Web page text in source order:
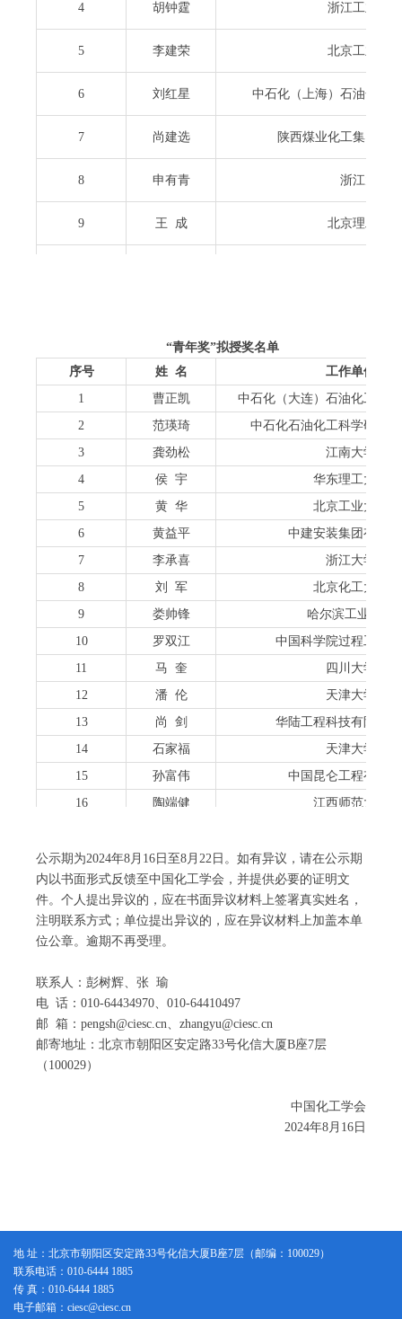
4 胡钟霆 浙江工业大学
5 李建荣 北京工业大学
6 刘红星 中石化（上海）石油化工
7 尚建选 陕西煤业化工集团有
8 申有青 浙江大学
9 王 成 北京理工大学
徐建鸿
13 杨贵东 西安交通大学
14 钟 璟 常州大学
“青年奖”拟授奖名单
序号
姓 名
工作单位
1
曹正凯
中石化（大连）石油化工研
2
范瑛琦
中石化石油化工科学研究
3
龚劲松
江南大学
4
侯 宇
华东理工大学
5
黄 华
北京工业大学
6
黄益平
中建安装集团有限
7
李承喜
浙江大学
8
刘 军
北京化工大学
9
娄帅锋
哈尔滨工业大学
10
罗双江
中国科学院过程工程
11
马 奎
四川大学
12
潘 伦
天津大学
13
尚 剑
华陆工程科技有限责
14
石家福
天津大学
15
孙富伟
中国昆仑工程有限
16
陶端健
江西师范大学
18
吴霁薇
四川大学
19
邢明阳
华东理工大学
20
徐 泉
中国石油大学（北
21
徐宇曦
23
杨 声
24
杨 轩
25
杨建平
东华大学
26
南京大学
南开大学
公示期为2024年8月16日至8月22日。如有异议，请在公示期
内以书面形式反馈至中国化工学会，并提供必要的证明文
件。个人提出异议的，应在书面异议材料上签署真实姓名，
注明联系方式；单位提出异议的，应在异议材料上加盖本单
位公章。逾期不再受理。
联系人：彭树辉、张 瑜
电 话：010-64434970、010-64410497
邮 箱：pengsh@ciesc.cn、zhangyu@ciesc.cn
邮寄地址：北京市朝阳区安定路33号化信大厦B座7层
（100029）
中国化工学会
2024年8月16日
地 址：北京市朝阳区安定路33号化信大厦B座7层（邮编：100029）
联系电话：010-6444 1885
传 真：010-6444 1885
电子邮箱：ciesc@ciesc.cn